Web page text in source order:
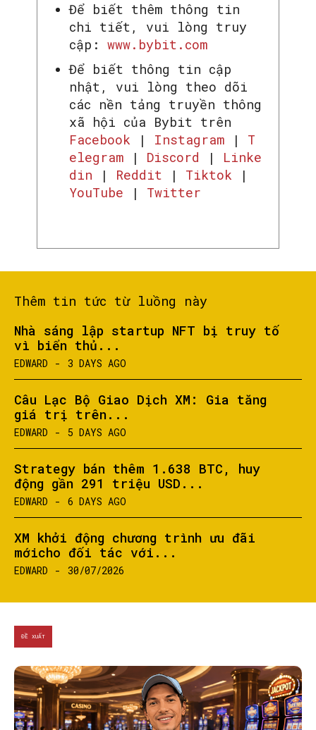
SEARCH...Để biết thêm thông tin
chi tiết, vui lòng truy
cập: www.bybit.com
Để biết thông tin cập
nhật, vui lòng theo dõi
các nền tảng truyền thông
xã hội của Bybit trên
Facebook | Instagram | T
elegram | Discord | Linke
din | Reddit | Tiktok |
YouTube | Twitter
Thêm tin tức từ luồng này
Nhà sáng lập startup NFT bị truy tố
vì biển thủ...
EDWARD - 3 DAYS AGO
Câu Lạc Bộ Giao Dịch XM: Gia tăng
giá trị trên...
EDWARD - 5 DAYS AGO
Strategy bán thêm 1.638 BTC, huy
động gần 291 triệu USD...
EDWARD - 6 DAYS AGO
XM khởi động chương trình ưu đãi
mớicho đối tác với...
EDWARD - 30/07/2026
ĐỀ XUẤT